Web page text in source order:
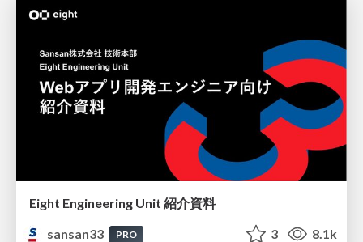
Eight Engineering Unit 紹介資料
sansan33
PRO 3 8.1k